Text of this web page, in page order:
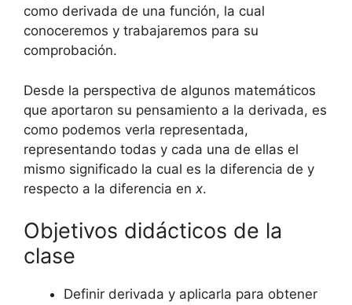
como derivada de una función, la cual
conoceremos y trabajaremos para su
comprobación.
Desde la perspectiva de algunos matemáticos
que aportaron su pensamiento a la derivada, es
como podemos verla representada,
representando todas y cada una de ellas el
mismo significado la cual es la diferencia de y
respecto a la diferencia en x.
Objetivos didácticos de la
clase
Definir derivada y aplicarla para obtener